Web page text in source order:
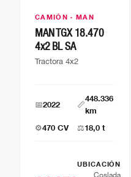
CAMIÓN · MAN
MAN TGX 18.470
4x2 BL SA
Tractora 4x2
📅2022 📏
448.336
km
⚙️470 CV ⚖️18,0 t
UBICACIÓN
Coslada